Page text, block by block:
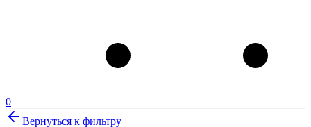
0
Вернуться к фильтру